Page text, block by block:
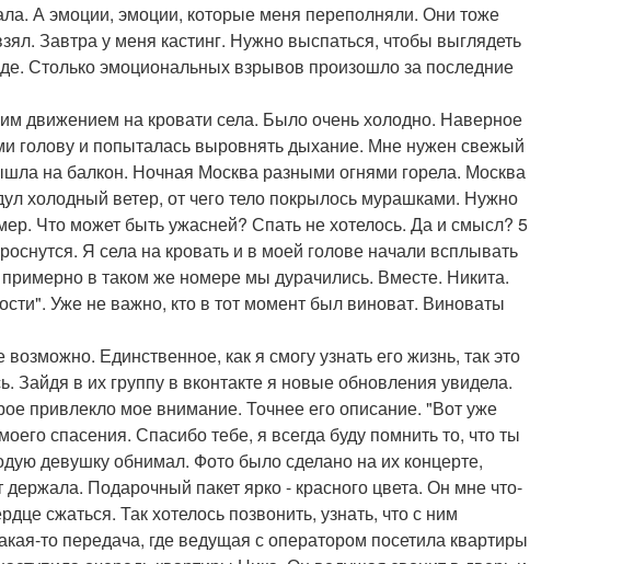
А эмоции, эмоции, которые меня переполняли. Они тоже
Завтра у меня кастинг. Нужно выспаться, чтобы выглядеть
Столько эмоциональных взрывов произошло за последние
движением на кровати села. Было очень холодно. Наверное
голову и попыталась выровнять дыхание. Мне нужен свежый
на балкон. Ночная Москва разными огнями горела. Москва
холодный ветер, от чего тело покрылось мурашками. Нужно
Что может быть ужасней? Спать не хотелось. Да и смысл? 5
Я села на кровать и в моей голове начали всплывать
в таком же номере мы дурачились. Вместе. Никита.
Уже не важно, кто в тот момент был виноват. Виноваты
Единственное, как я смогу узнать его жизнь, так это
Зайдя в их группу в вконтакте я новые обновления увидела.
привлекло мое внимание. Точнее его описание. "Вот уже
спасения. Спасибо тебе, я всегда буду помнить то, что ты
девушку обнимал. Фото было сделано на их концерте,
Подарочный пакет ярко - красного цвета. Он мне что-
сжаться. Так хотелось позвонить, узнать, что с ним
то передача, где ведущая с оператором посетила квартиры